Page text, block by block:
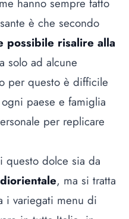
hanno sempre fatto
è che secondo
possibile risalire alla
solo ad alcune
per questo è difficile
paese e famiglia
per replicare
questo dolce sia da
, ma si tratta
i variegati menu di